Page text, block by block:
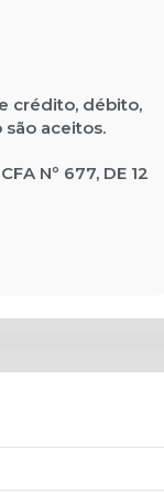
crédito, débito,
aceitos.
Nº 677, DE 12